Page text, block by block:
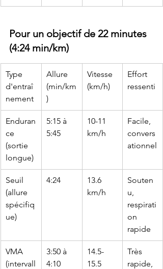
Pour un objectif de 22 minutes
(4:24 min/km)
Type
d'entraî
nement
Allure
(min/km
)
Vitesse
(km/h)
Effort
ressenti
Enduran
ce
(sortie
longue)
5:15 à
5:45
10-11
km/h
Facile,
convers
ationnel
Seuil
(allure
spécifiq
ue)
4:24
13.6
km/h
Souten
u,
respirati
on
rapide
VMA
(intervall
3:50 à
4:10
14.5-
15.5
Très
rapide,